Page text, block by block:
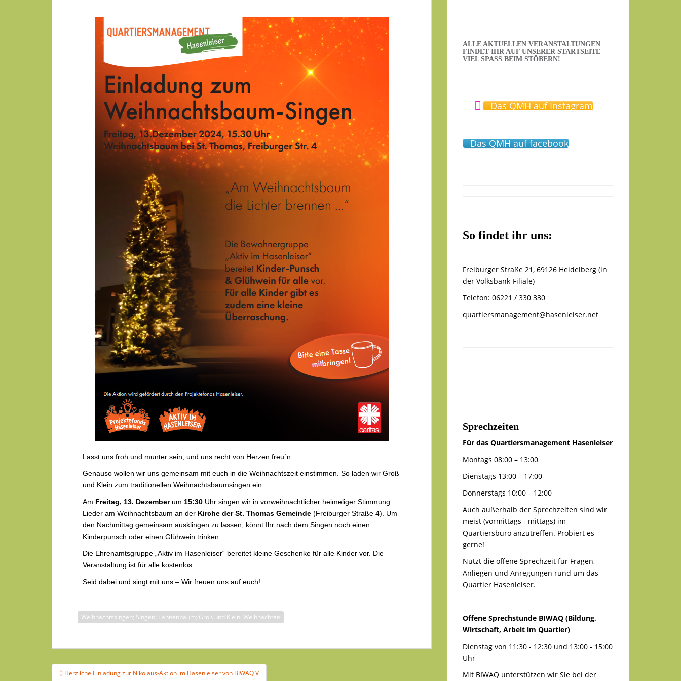
Lasst uns froh und munter sein, und uns recht von Herzen freu`n…
Genauso wollen wir uns gemeinsam mit euch in die Weihnachtszeit einstimmen. So laden wir Groß
und Klein zum traditionellen Weihnachtsbaumsingen ein.
Am Freitag, 13. Dezemberum 15:30 Uhr singen wir in vorweihnachtlicher heimeliger Stimmung
Lieder am Weihnachtsbaum an der Kirche der St. Thomas Gemeinde (Freiburger Straße 4). Um
den Nachmittag gemeinsam ausklingen zu lassen, könnt Ihr nach dem Singen noch einen
Kinderpunsch oder einen Glühwein trinken.
Die Ehrenamtsgruppe „Aktiv im Hasenleiser“ bereitet kleine Geschenke für alle Kinder vor. Die
Veranstaltung ist für alle kostenlos.
Seid dabei und singt mit uns – Wir freuen uns auf euch!
Weihnachtssingen; Singen; Tannenbaum; Groß und Klein; Weihnachten
Herzliche Einladung zur Nikolaus-Aktion im Hasenleiser von BIWAQ V
ALLE AKTUELLEN VERANSTALTUNGEN
FINDET IHR AUF UNSERER STARTSEITE –
VIEL SPASS BEIM STÖBERN!
Das QMH auf Instagram
Das QMH auf facebook
So findet ihr uns:
Freiburger Straße 21, 69126 Heidelberg (in
der Volksbank-Filiale)
Telefon: 06221 / 330 330
quartiersmanagement@hasenleiser.net
Sprechzeiten
Für das Quartiersmanagement Hasenleiser
Montags 08:00 – 13:00
Dienstags 13:00 – 17:00
Donnerstags 10:00 – 12:00
Auch außerhalb der Sprechzeiten sind wir
meist (vormittags - mittags) im
Quartiersbüro anzutreffen. Probiert es
gerne!
Nutzt die offene Sprechzeit für Fragen,
Anliegen und Anregungen rund um das
Quartier Hasenleiser.
Offene Sprechstunde BIWAQ (Bildung,
Wirtschaft, Arbeit im Quartier)
Dienstag von 11:30 - 12:30 und 13:00 - 15:00
Uhr
Mit BIWAQ unterstützen wir Sie bei der